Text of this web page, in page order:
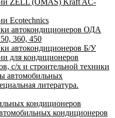
ZELL (OMAS) Kraft AC-
Ecotechnics
автокондиционеров ОДА
360, 450
автокондиционеров Б/У
для кондиционеров
с/х и строительной техники
автомобильных
литература.
кондиционеров
кондиционеров